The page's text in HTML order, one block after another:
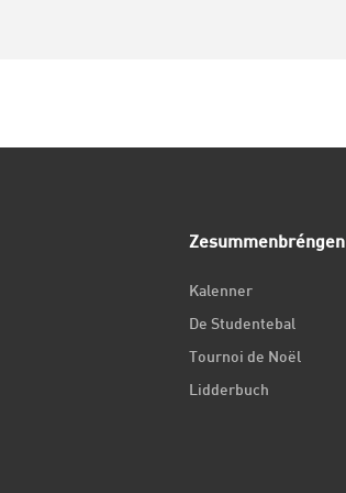
Zesummenbréngen
Kalenner
De Studentebal
Tournoi de Noël
Lidderbuch